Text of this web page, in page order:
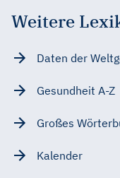
Weitere
Daten der
Gesundheit A-Z
Großes
Kalender